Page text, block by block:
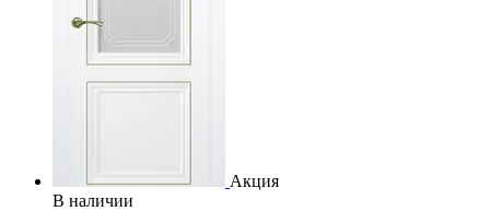
Акция
В наличии